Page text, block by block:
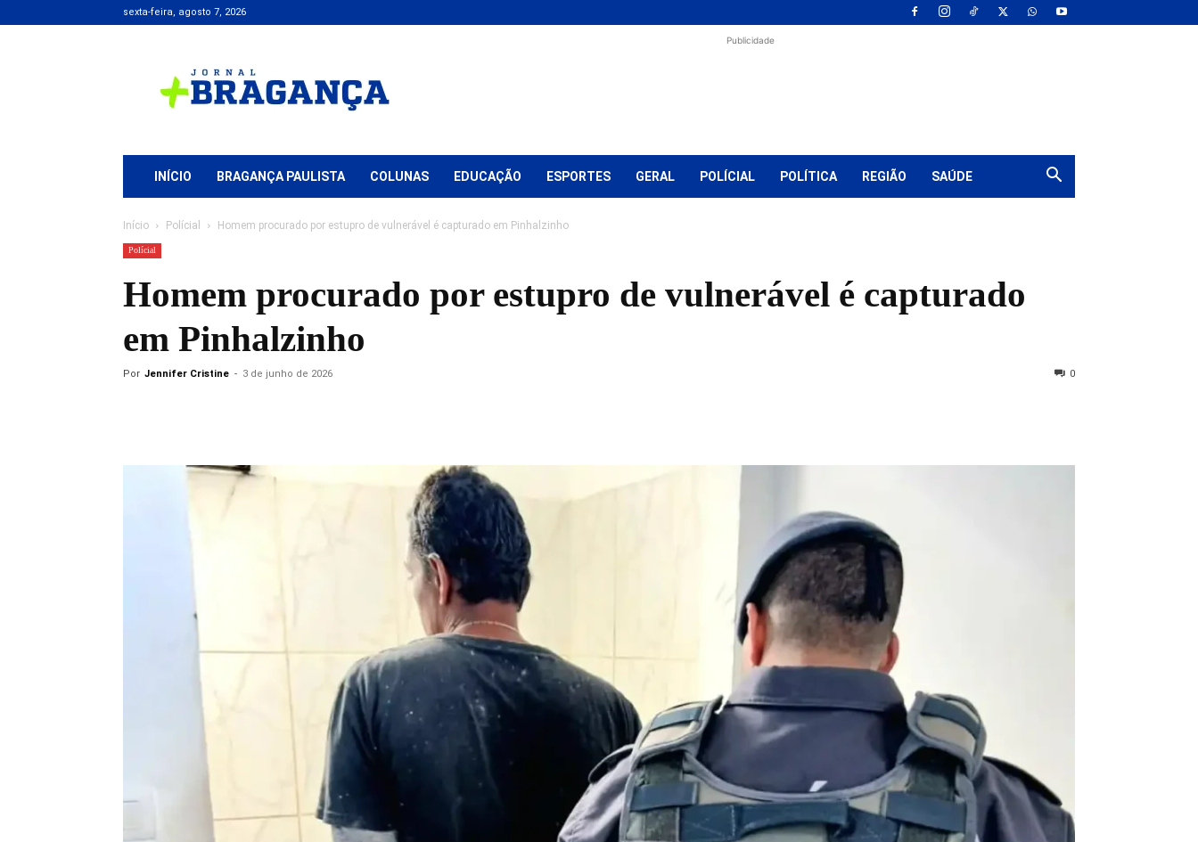
sexta-feira, agosto 7, 2026
+
Bragança
Publicidade
INÍCIO BRAGANÇA PAULISTA COLUNAS EDUCAÇÃO ESPORTES GERAL POLÍCIAL POLÍTICA REGIÃO SAÚDE
Início Polícial Homem procurado por estupro de vulnerável é capturado em Pinhalzinho
Polícial
Homem procurado por estupro de vulnerável é capturado
em Pinhalzinho
Por Jennifer Cristine - 3 de junho de 2026 0